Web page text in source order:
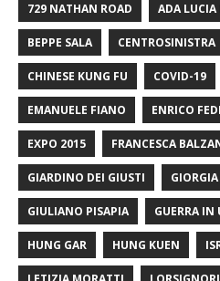
729 NATHAN ROAD ADA LUCIA
BEPPE SALA CENTROSINISTRA
CHINESE KUNG FU COVID-19
EMANUELE FIANO ENRICO
EXPO 2015 FRANCESCA
GIARDINO DEI GIUSTI
GIULIANO PISAPIA GUERRA IN
HUNG GAR HUNG KUEN